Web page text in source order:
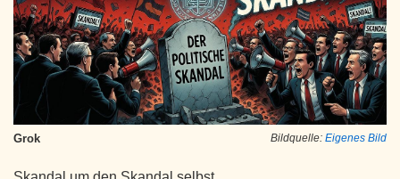
Bildquelle: Eigenes Bild
Grok